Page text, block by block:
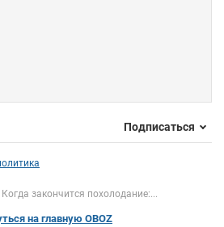
Подписаться
Когда закончится похолодание:...
на главную OBOZ